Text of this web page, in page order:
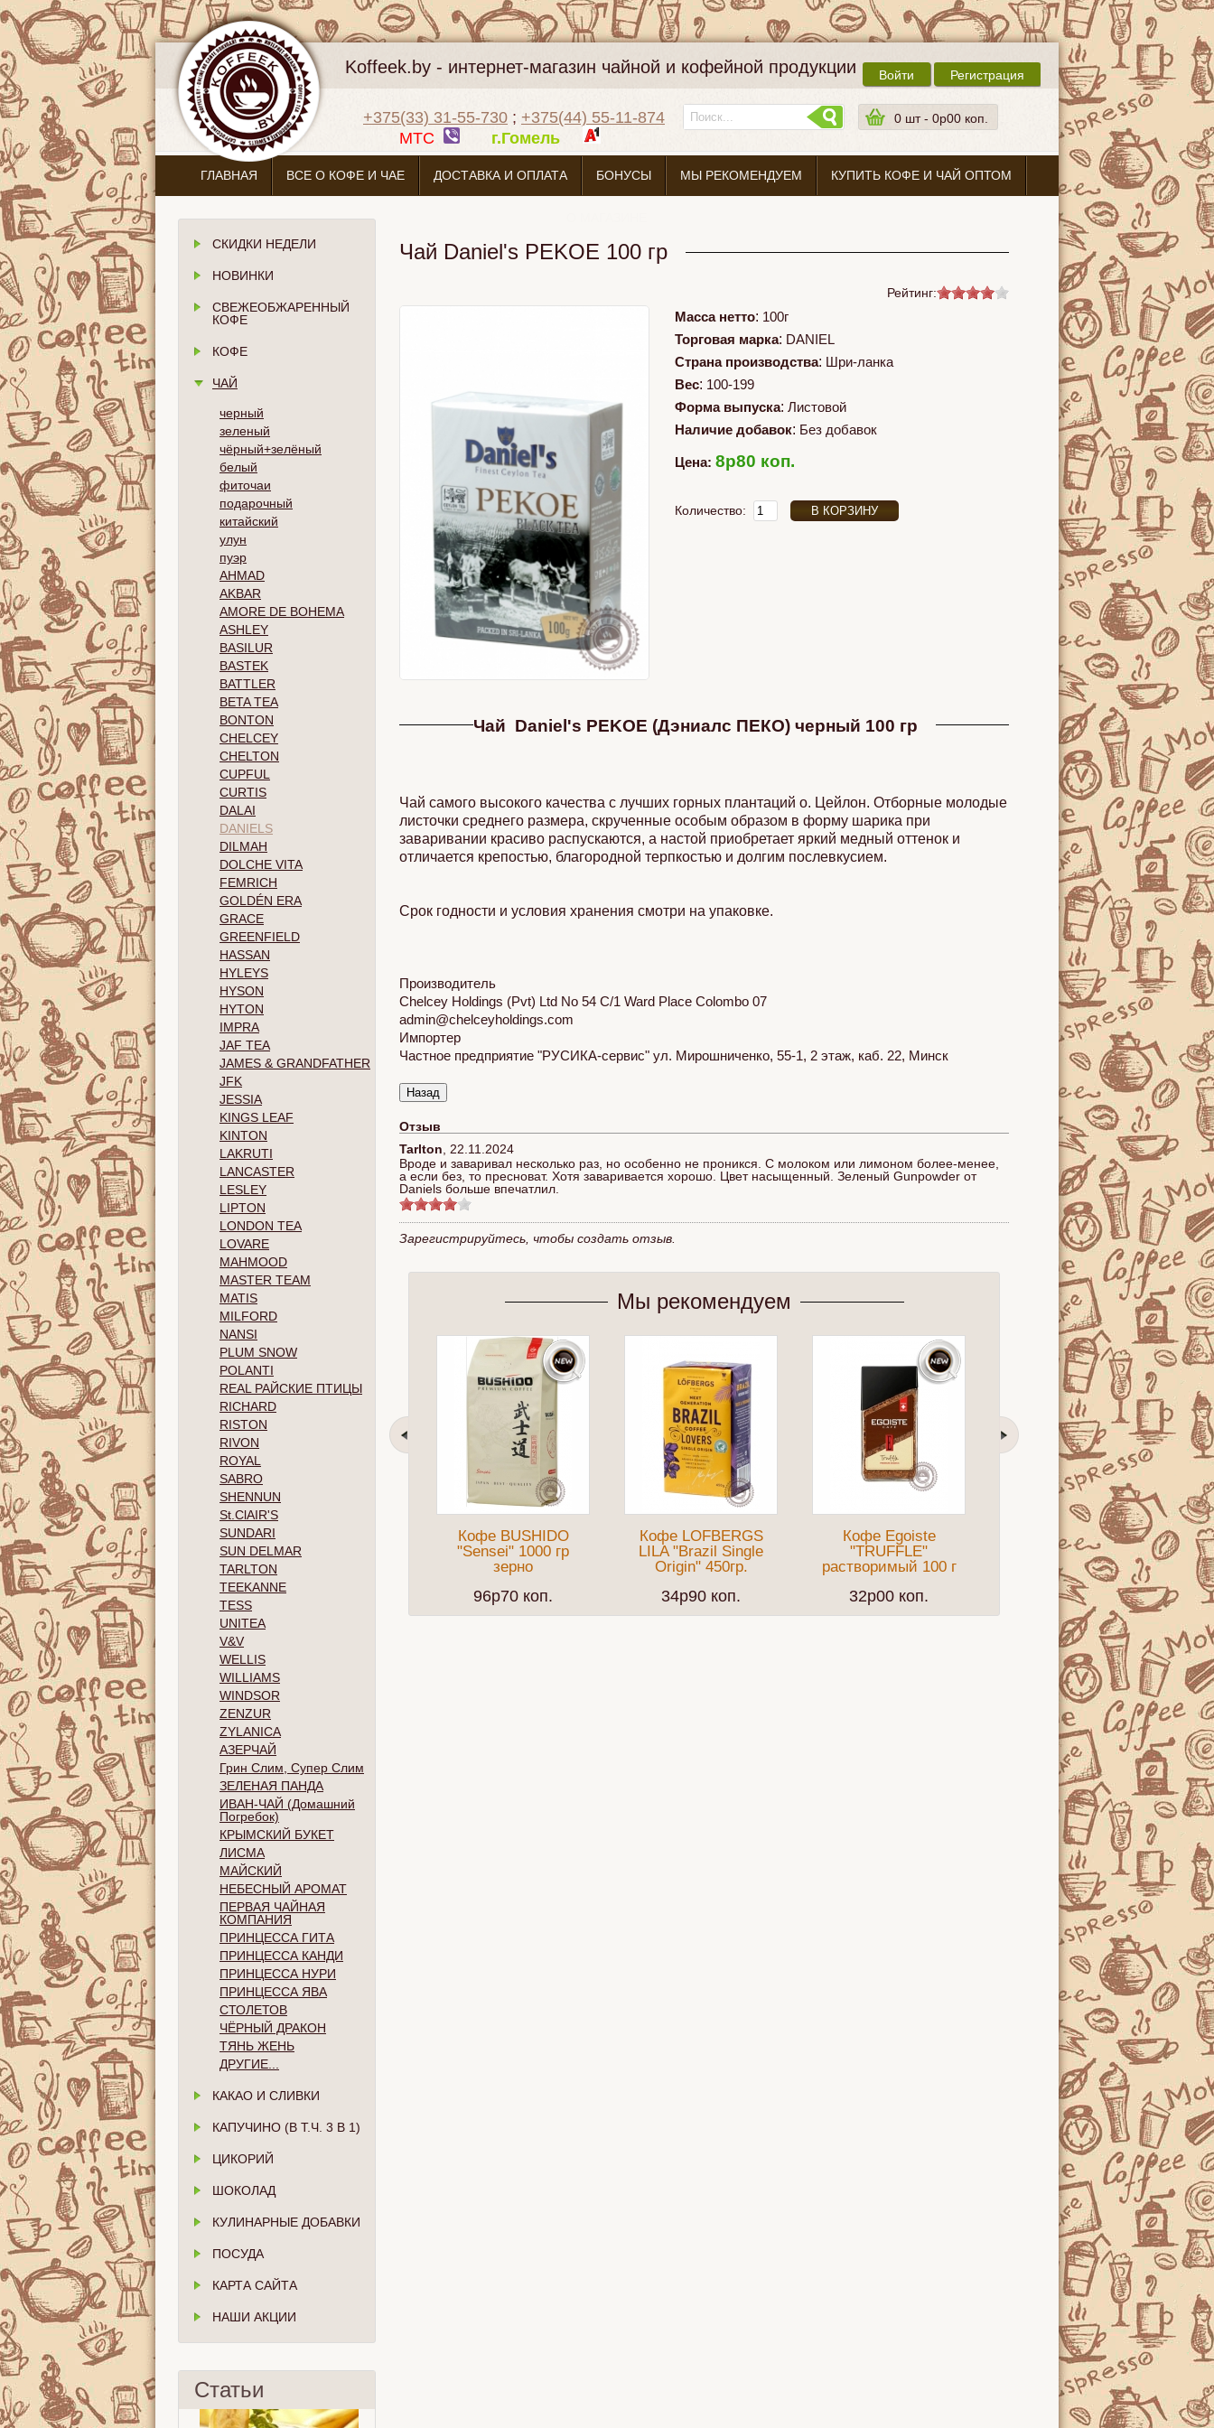
Koffeek.by - интернет-магазин чайной и кофейной продукции Войти Регистрация
+375(33) 31-55-730 ; +375(44) 55-11-874
МТС
г.Гомель
0 шт - 0p00 коп.
ГЛАВНАЯ ВСЕ О КОФЕ И ЧАЕ ДОСТАВКА И ОПЛАТА БОНУСЫ МЫ РЕКОМЕНДУЕМ КУПИТЬ КОФЕ И ЧАЙ ОПТОМ
СКИДКИ НЕДЕЛИ
НОВИНКИ
СВЕЖЕОБЖАРЕННЫЙ
КОФЕ
КОФЕ
ЧАЙ
черный
зеленый
чёрный+зелёный
белый
фиточаи
подарочный
китайский
улун
пуэр
AHMAD
AKBAR
AMORE DE BOHEMA
ASHLEY
BASILUR
BASTEK
BATTLER
BETA TEA
BONTON
CHELCEY
CHELTON
CUPFUL
CURTIS
DALAI
DANIELS
DILMAH
DOLCHE VITA
FEMRICH
GOLDÉN ERA
GRACE
GREENFIELD
HASSAN
HYLEYS
HYSON
HYTON
IMPRA
JAF TEA
JAMES & GRANDFATHER
JFK
JESSIA
KINGS LEAF
KINTON
LAKRUTI
LANCASTER
LESLEY
LIPTON
LONDON TEA
LOVARE
MAHMOOD
MASTER TEAM
MATIS
MILFORD
NANSI
PLUM SNOW
POLANTI
REAL РАЙСКИЕ ПТИЦЫ
RICHARD
RISTON
RIVON
ROYAL
SABRO
SHENNUN
St.ClAIR'S
SUNDARI
SUN DELMAR
TARLTON
TEEKANNE
TESS
UNITEA
V&V
WELLIS
WILLIAMS
WINDSOR
ZENZUR
ZYLANICA
АЗЕРЧАЙ
Грин Слим, Супер Слим
ЗЕЛЕНАЯ ПАНДА
ИВАН-ЧАЙ (Домашний
Погребок)
КРЫМСКИЙ БУКЕТ
ЛИСМА
МАЙСКИЙ
НЕБЕСНЫЙ АРОМАТ
ПЕРВАЯ ЧАЙНАЯ
КОМПАНИЯ
ПРИНЦЕССА ГИТА
ПРИНЦЕССА КАНДИ
ПРИНЦЕССА НУРИ
ПРИНЦЕССА ЯВА
СТОЛЕТОВ
ЧЁРНЫЙ ДРАКОН
ТЯНЬ ЖЕНЬ
ДРУГИЕ...
КАКАО И СЛИВКИ
КАПУЧИНО (В Т.Ч. 3 В 1)
ЦИКОРИЙ
ШОКОЛАД
КУЛИНАРНЫЕ ДОБАВКИ
ПОСУДА
КАРТА САЙТА
НАШИ АКЦИИ
Статьи
Чай Daniel's PEKOE 100 гр
Рейтинг:
Масса нетто: 100г
Торговая марка: DANIEL
Страна производства: Шри-ланка
Вес: 100-199
Форма выпуска: Листовой
Наличие добавок: Без добавок
Цена: 8p80 коп.
Количество:
Чай Daniel's PEKOE (Дэниалс ПЕКО) черный 100 гр
Чай самого высокого качества с лучших горных плантаций о. Цейлон. Отборные молодые
листочки среднего размера, скрученные особым образом в форму шарика при
заваривании красиво распускаются, а настой приобретает яркий медный оттенок и
отличается крепостью, благородной терпкостью и долгим послевкусием.
Срок годности и условия хранения смотри на упаковке.
Производитель
Chelcey Holdings (Pvt) Ltd No 54 C/1 Ward Place Colombo 07
admin@chelceyholdings.com
Импортер
Частное предприятие "РУСИКА-сервис" ул. Мирошниченко, 55-1, 2 этаж, каб. 22, Минск
Отзыв
Tarlton
22.11.2024
Вроде и заваривал несколько раз, но особенно не проникся. С молоком или лимоном более-менее,
а если без, то пресноват. Хотя заваривается хорошо. Цвет насыщенный. Зеленый Gunpowder от
Daniels больше впечатлил.
Зарегистрируйтесь, чтобы создать отзыв.
Мы рекомендуем
Кофе BUSHIDO
"Sensei" 1000 гр
зерно
96p70 коп.
Кофе LOFBERGS
LILA "Brazil Single
Origin" 450гр.
34p90 коп.
Кофе Egoiste
"TRUFFLE"
растворимый 100 г
32p00 коп.
Кофе BUSHIDO
"Sensei" молотый
227г
24p50 коп.